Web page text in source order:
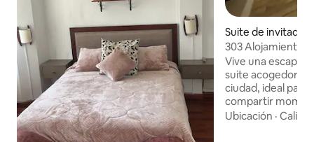
Suite de invitados
303 Alojamiento
De la Iglesia
Vive una
suite acogedora
ciudad, ideal para
compartir
pocos pasos. Su
Ubicación ·